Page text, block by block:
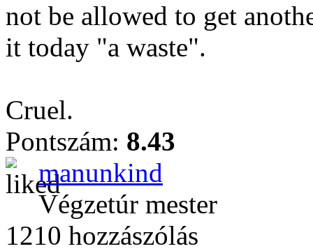
not be allowed to get
it today "a waste".
Cruel.
Pontszám: 8.43
manunkind
Végzetúr mester
1210 hozzászólás